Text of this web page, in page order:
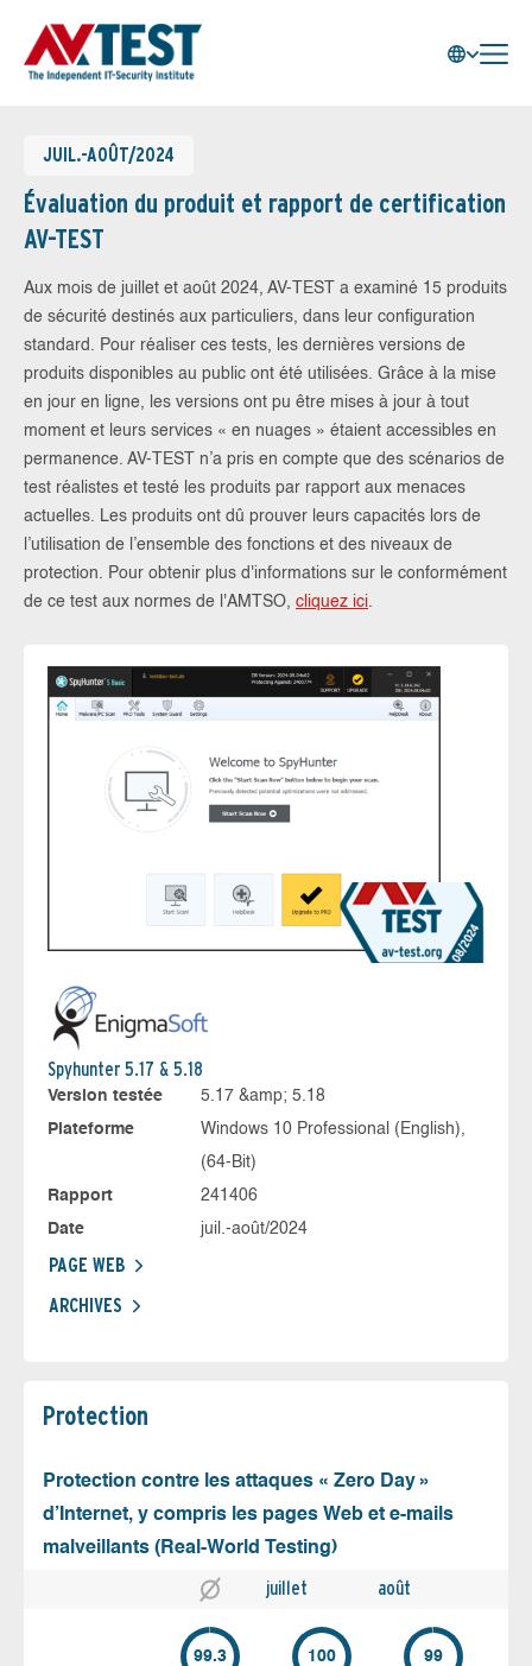
JUIL.-AOÛT/2024
Évaluation du produit et rapport de certification
AV-TEST
Aux mois de juillet et août 2024, AV-TEST a examiné 15 produits
de sécurité destinés aux particuliers, dans leur configuration
standard. Pour réaliser ces tests, les dernières versions de
produits disponibles au public ont été utilisées. Grâce à la mise
en jour en ligne, les versions ont pu être mises à jour à tout
moment et leurs services « en nuages » étaient accessibles en
permanence. AV-TEST n’a pris en compte que des scénarios de
test réalistes et testé les produits par rapport aux menaces
actuelles. Les produits ont dû prouver leurs capacités lors de
l’utilisation de l’ensemble des fonctions et des niveaux de
protection. Pour obtenir plus d'informations sur le conformément
de ce test aux normes de l'AMTSO, cliquez ici.
Spyhunter 5.17 & 5.18
Version testée
5.17 &amp; 5.18
Plateforme
Windows 10 Professional (English),
(64-Bit)
Rapport
241406
Date
juil.-août/2024
PAGE WEB
ARCHIVES
Protection
Protection contre les attaques « Zero Day »
d’Internet, y compris les pages Web et e-mails
malveillants (Real-World Testing)
juillet août
99.3 100 99